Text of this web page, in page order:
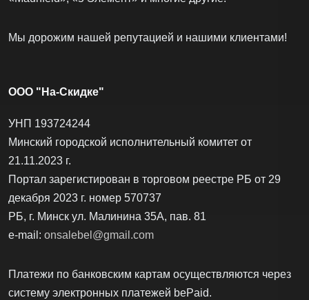
Мы дорожим нашей репутацией и нашими клиентами!
ООО "На-Скидке"
УНП 193724244
Минский городской исполнительный комитет от
21.11.2023 г.
Портал зарегистирован в торговом реестре РБ от 29
декабря 2023 г. номер 570737
РБ, г. Минск ул. Малинина 35А, пав. 81
e-mail: onsalebel@gmail.com
Платежи по банковским картам осуществляются через
систему электронных платежей bеPаid.